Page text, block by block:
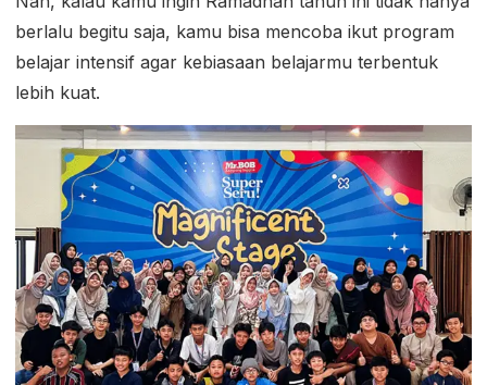
berlalu begitu saja, kamu bisa mencoba ikut program
belajar intensif agar kebiasaan belajarmu terbentuk
lebih kuat.